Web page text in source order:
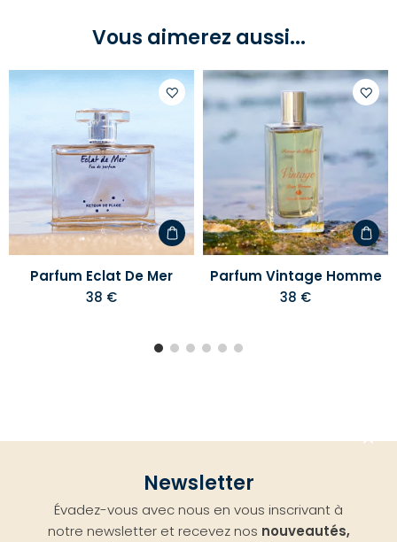
Vous aimerez aussi...
Ajouter
d'envies
Parfum Eclat De Mer
38 €
votre
Parfum Vintage Homme
38 €
Newsletter
Évadez-vous avec nous en vous inscrivant à
notre newsletter et recevez nos nouveautés,